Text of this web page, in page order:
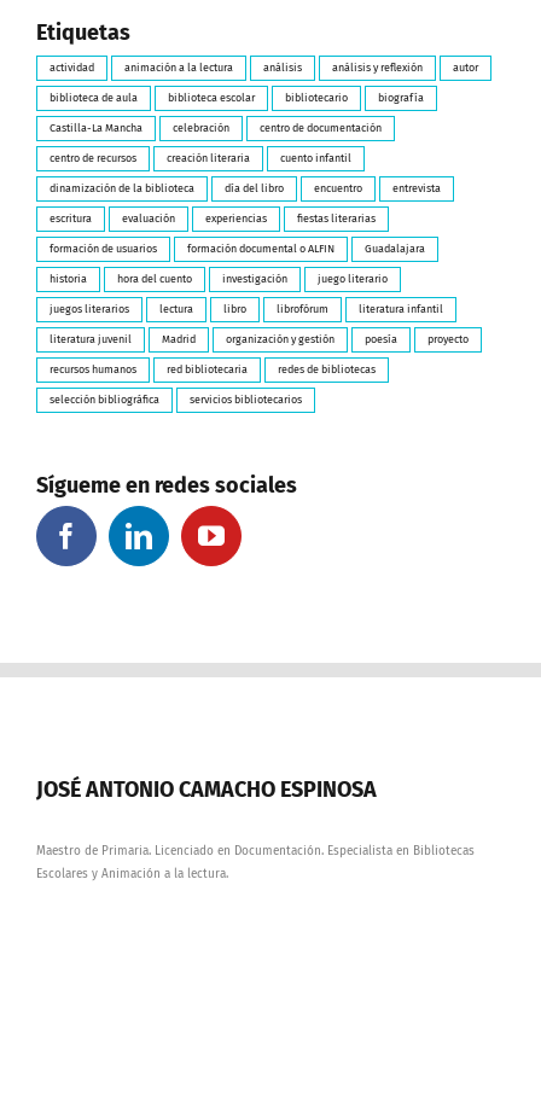
Etiquetas
actividad animación a la lectura análisis análisis y reflexión autor
biblioteca de aula biblioteca escolar bibliotecario biografía
Castilla-La Mancha celebración centro de documentación
centro de recursos creación literaria cuento infantil
dinamización de la biblioteca día del libro encuentro entrevista
escritura evaluación experiencias fiestas literarias
formación de usuarios formación documental o ALFIN Guadalajara
historia hora del cuento investigación juego literario
juegos literarios lectura libro librofórum literatura infantil
literatura juvenil Madrid organización y gestión poesía proyecto
recursos humanos red bibliotecaria redes de bibliotecas
selección bibliográfica servicios bibliotecarios
Sígueme en redes sociales
JOSÉ ANTONIO CAMACHO ESPINOSA
Maestro de Primaria. Licenciado en Documentación. Especialista en Bibliotecas
Escolares y Animación a la lectura.